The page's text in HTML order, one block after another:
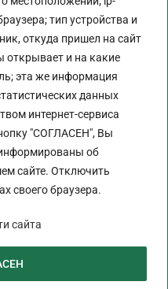
тип устройства и
откуда пришел на сайт
открывает и на какие
эта же информация
данных
интернет-сервиса
"СОГЛАСЕН", Вы
об
сайте. Отключить
своего браузера.
сайта
- 18:00
- 14:00
Сб - Вс
САПП